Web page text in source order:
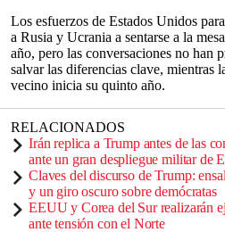
Los esfuerzos de Estados Unidos
a Rusia y Ucrania a sentarse a la
año, pero las conversaciones no han
salvar las diferencias clave, mientras
vecino inicia su quinto año.
RELACIONADOS
Irán replica a Trump antes de las
ante un gran despliegue militar de
Claves del discurso de Trump:
y un giro oscuro sobre demócratas
EEUU y Corea del Sur realizarán
ante tensión con el Norte